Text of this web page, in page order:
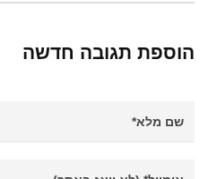
הוספת תגובה חדשה